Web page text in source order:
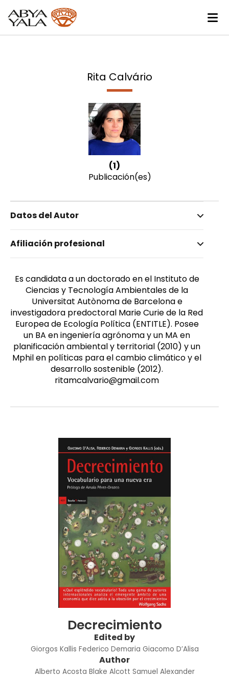
Rita Calvário
(1)
Publicación(es)
Datos del Autor
Calvário, Rita
Femenino
Afiliación profesional
Es candidata a un doctorado en el Instituto de
Ciencias y Tecnología Ambientales de la
Universitat Autònoma de Barcelona e
investigadora predoctoral Marie Curie de la Red
Europea de Ecología Política (ENTITLE). Posee
un BA en ingeniería agrónoma y un MA en
planificación ambiental y territorial (2010) y un
Mphil en políticas para el cambio climático y el
desarrollo sostenible (2012).
ritamcalvario@gmail.com
Decrecimiento
Edited by
Giorgos Kallis Federico Demaria Giacomo D’Alisa
Author
Alberto Acosta Blake Alcott Samuel Alexander